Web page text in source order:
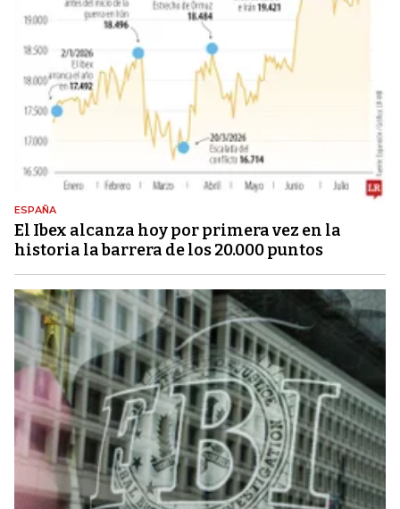
ESPAÑA
El Ibex alcanza hoy por primera vez en la
historia la barrera de los 20.000 puntos